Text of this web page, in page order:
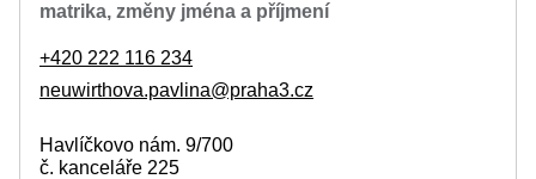
matrika, změny jména a příjmení
+420 222 116 234
neuwirthova.pavlina@praha3.cz
Havlíčkovo nám. 9/700
č. kanceláře 225